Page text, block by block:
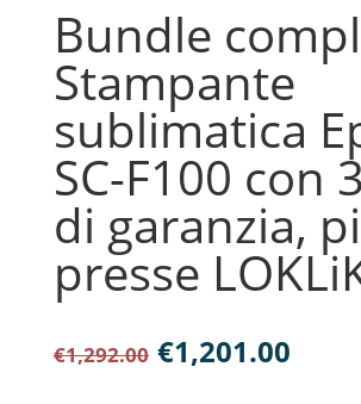
Bundle
Stampante
sublimatica
SC-F100 con
di garanzia,
presse
€1,292.00 Il
prezzo
€1,201.00Il